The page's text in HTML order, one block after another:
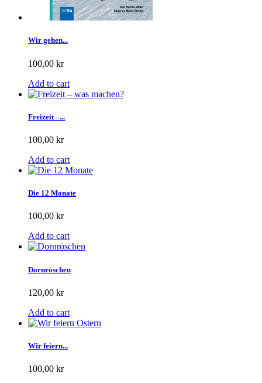
Wir gehen...
100,00 kr
Add to cart
Freizeit –...
100,00 kr
Add to cart
Die 12 Monate
100,00 kr
Add to cart
Dornröschen
120,00 kr
Add to cart
Wir feiern...
100,00 kr